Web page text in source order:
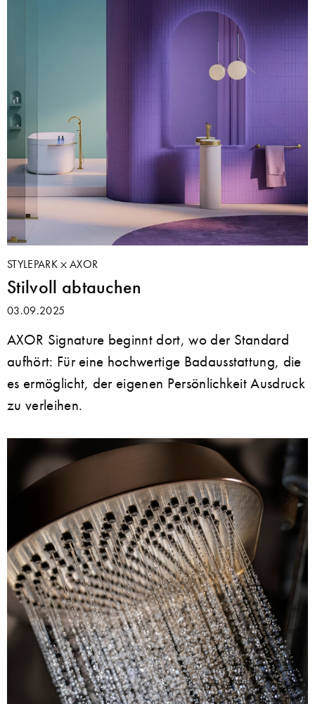
STYLEPARK AXOR
Stilvoll abtauchen
03.09.2025
AXOR Signature beginnt dort, wo der Standard
aufhört: Für eine hochwertige Badausstattung, die
es ermöglicht, der eigenen Persönlichkeit Ausdruck
zu verleihen.